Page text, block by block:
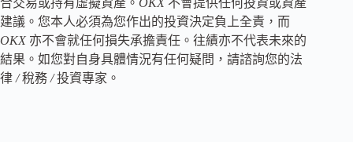
建議。您本人必須為您作出的投資決定負上全責，而
OKX 亦不會就任何損失承擔責任。往績亦不代表未來的
結果。如您對自身具體情況有任何疑問，請諮詢您的法
律 /稅務 /投資專家。